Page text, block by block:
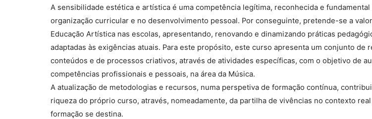
A sensibilidade estética e artística é uma competência legítima, reconhecida e fundamental
organização curricular e no desenvolvimento pessoal. Por conseguinte, pretende-se a
Educação Artística nas escolas, apresentando, renovando e dinamizando práticas
adaptadas às exigências atuais. Para este propósito, este curso apresenta um conjunto de
conteúdos e de processos criativos, através de atividades específicas, com o objetivo de
competências profissionais e pessoais, na área da Música.
A atualização de metodologias e recursos, numa perspetiva de formação contínua,
riqueza do próprio curso, através, nomeadamente, da partilha de vivências no contexto real
formação se destina.